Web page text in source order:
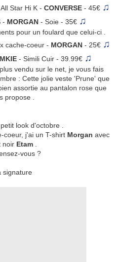
Star Hi K - CONVERSE- 45€ ♫
- MORGAN - Soie - 35€ ♫
pour un foulard que celui-ci .
cache-coeur - MORGAN - 25€ ♫
- Simili Cuir - 39.99€ ♫
vendu sur le net, je vous fais
: Cette jolie veste 'Prune' que
assortie au pantalon rose que
propose .
look d'octobre .
coeur, j'ai un T-shirt Morgan avec
noir Etam
vous ?